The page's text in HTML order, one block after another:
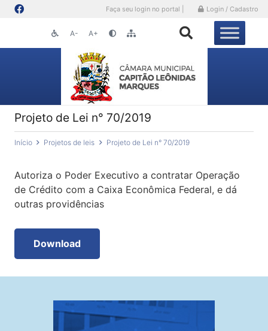
Faça seu login no portal | Login / Cadastro
A- A+
Projeto de Lei n° 70/2019
Início Projetos de leis Projeto de Lei n° 70/2019
Autoriza o Poder Executivo a contratar Operação
de Crédito com a Caixa Econômica Federal, e dá
outras providências
Download